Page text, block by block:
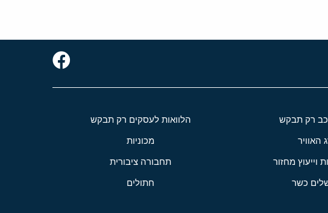
רק תבקש הלוואות לעסקים רק תבקש
האוויר מכוניות
וייעוץ מחזור תחבורה ציבורית
כשר חתולים